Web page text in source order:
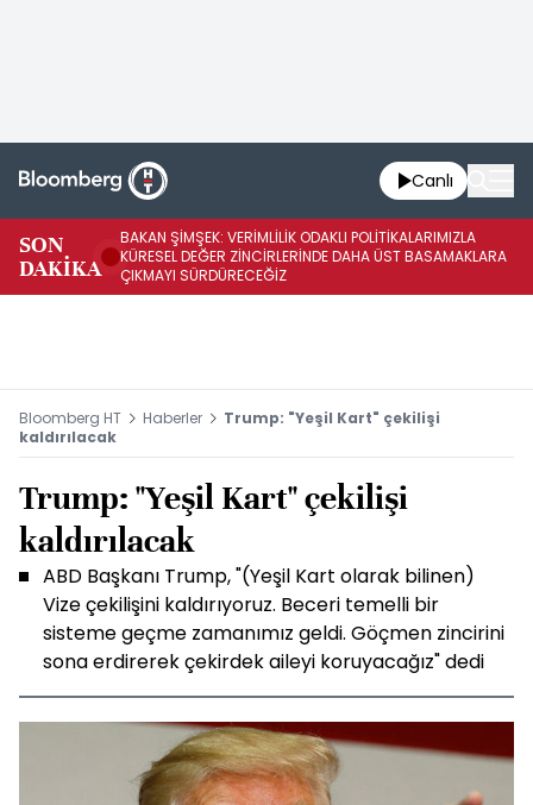
Canlı
SON
DAKİKA
BAKAN ŞİMŞEK: VERİMLİLİK ODAKLI POLİTİKALARIMIZLA
KÜRESEL DEĞER ZİNCİRLERİNDE DAHA ÜST BASAMAKLARA
ÇIKMAYI SÜRDÜRECEĞİZ
Bloomberg HT Haberler
Trump: "Yeşil Kart" çekilişi
kaldırılacak
Trump: "Yeşil Kart" çekilişi
kaldırılacak
ABD Başkanı Trump, "(Yeşil Kart olarak bilinen)
Vize çekilişini kaldırıyoruz. Beceri temelli bir
sisteme geçme zamanımız geldi. Göçmen zincirini
sona erdirerek çekirdek aileyi koruyacağız" dedi